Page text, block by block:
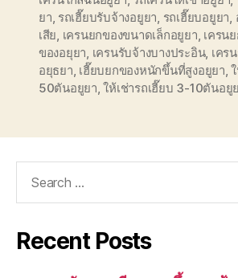
ยา รถเฮี๊ยบรับจ้างอยูยา รถเฮี๊ยบอยูยา
เสีย เครนยกของขนาดเล็กอยูยา เครน
ของอยุยา เครนรับจ้างบางประอิน, เคร
อยุธยา เฮี๊ยบยกของหนักขึ้นที่สูงอยูยา ,
50ตันอยูยา ,ให้เช่ารถเฮี๊ยบ 3-10ตันอยู
Recent Posts